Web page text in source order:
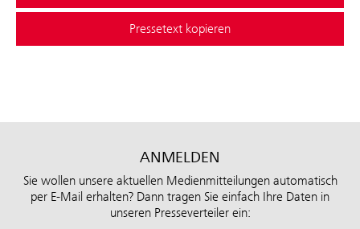
Pressetext kopieren
ANMELDEN
Sie wollen unsere aktuellen Medienmitteilungen automatisch
per E-Mail erhalten? Dann tragen Sie einfach Ihre Daten in
unseren Presseverteiler ein: